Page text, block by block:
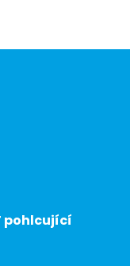
pohlcující